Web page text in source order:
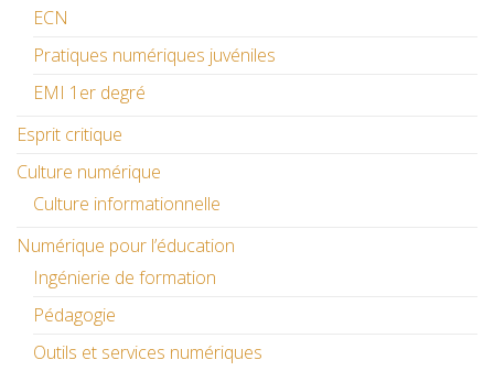
ECN
Pratiques numériques juvéniles
EMI 1er degré
Esprit critique
Culture numérique
Culture informationnelle
Numérique pour l’éducation
Ingénierie de formation
Pédagogie
Outils et services numériques